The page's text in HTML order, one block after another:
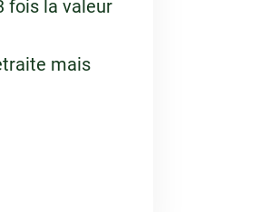
fois la valeur
mais